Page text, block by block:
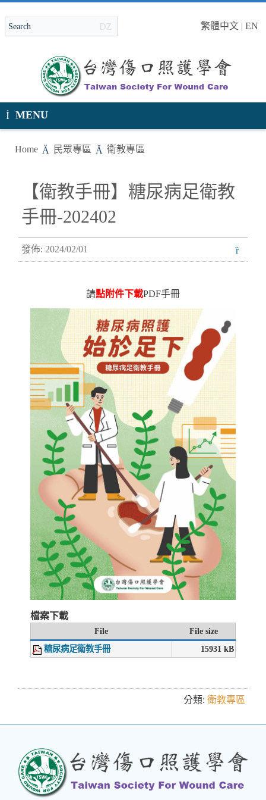
繁體中文 | EN
MENU
Home 民眾專區 衛教專區
【衛教手冊】糖尿病足衛教
手冊-202402
發佈: 2024/02/01
請點附件下載PDF手冊
檔案下載
File
File size
糖尿病足衛教手冊
15931 kB
分類: 衛教專區